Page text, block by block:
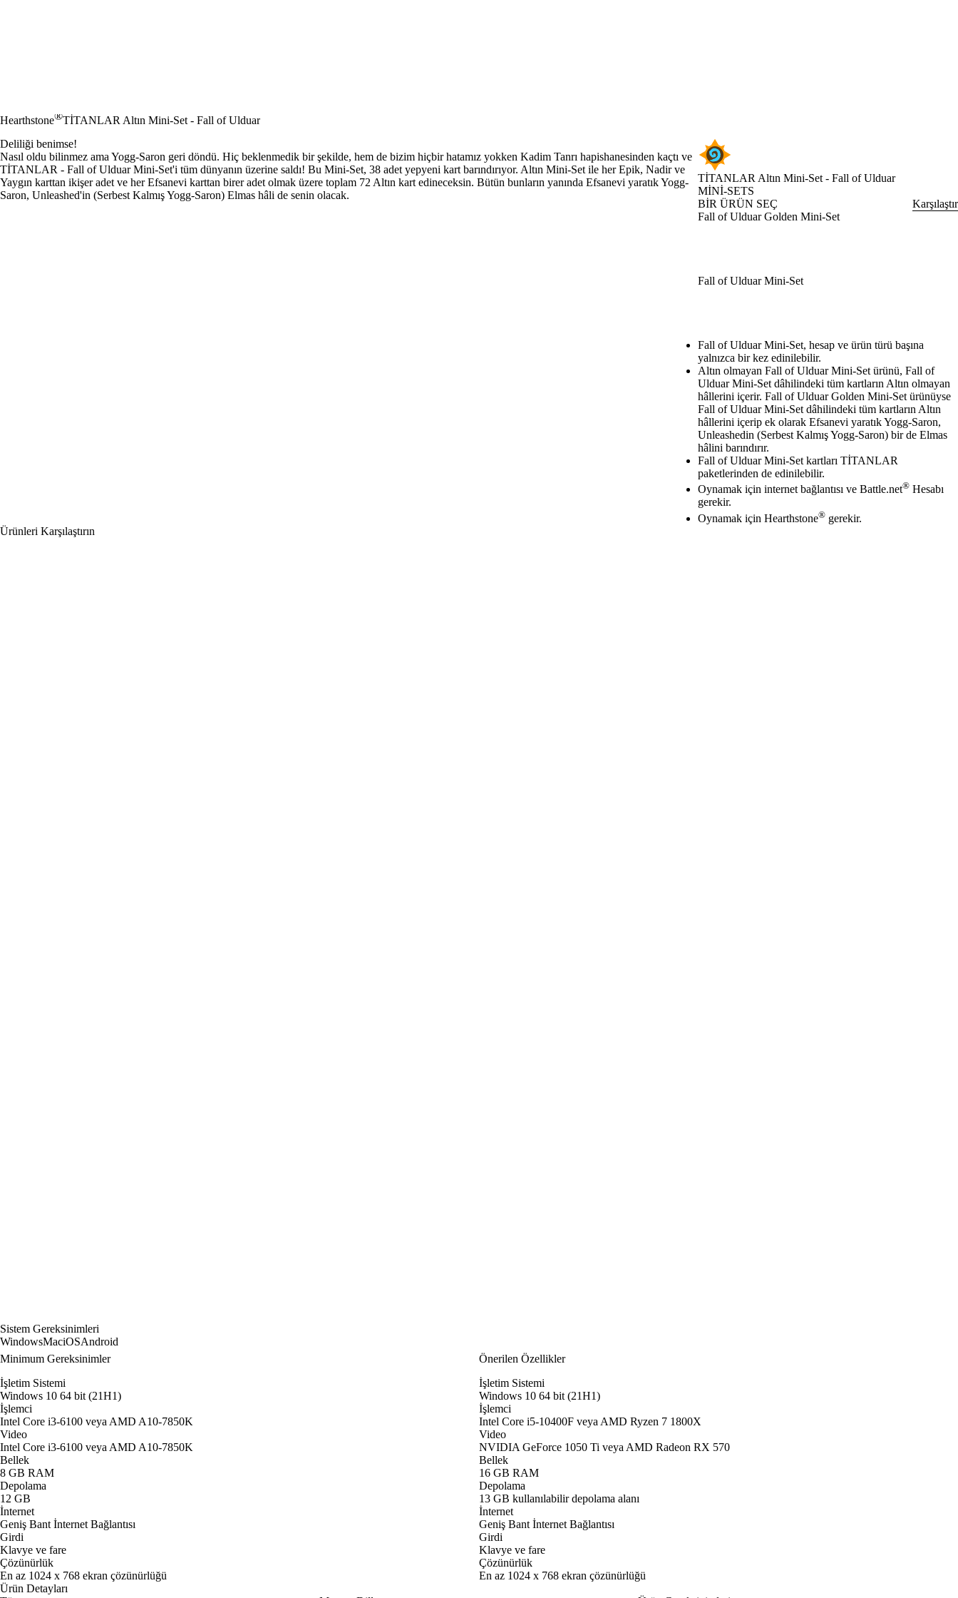
Hearthstone®TİTANLAR Altın Mini-Set - Fall of Ulduar
TİTANLAR Altın Mini-Set - Fall of Ulduar
MINI-SETS
BİR ÜRÜN SEÇ
Karşılaştır
Fall of Ulduar Golden Mini-Set
Fall of Ulduar Mini-Set
Mevcut eylemler
Fall of Ulduar Mini-Set, hesap ve ürün türü başına
yalnızca bir kez edinilebilir.
Altın olmayan Fall of Ulduar Mini-Set ürünü, Fall of
Ulduar Mini-Set dâhilindeki tüm kartların Altın olmayan
hâllerini içerir. Fall of Ulduar Golden Mini-Set ürünüyse
Fall of Ulduar Mini-Set dâhilindeki tüm kartların Altın
hâllerini içerip ek olarak Efsanevi yaratık Yogg-Saron,
Unleashedin (Serbest Kalmış Yogg-Saron) bir de Elmas
hâlini barındırır.
Fall of Ulduar Mini-Set kartları TİTANLAR
paketlerinden de edinilebilir.
Oynamak için internet bağlantısı ve Battle.net® Hesabı
gerekir.
Oynamak için Hearthstone® gerekir.
Deliliği benimse!
Nasıl oldu bilinmez ama Yogg-Saron geri döndü. Hiç beklenmedik bir şekilde, hem de bizim hiçbir hatamız yokken Kadim Tanrı hapishanesinden kaçtı ve
TİTANLAR - Fall of Ulduar Mini-Set'i tüm dünyanın üzerine saldı! Bu Mini-Set, 38 adet yepyeni kart barındırıyor. Altın Mini-Set ile her Epik, Nadir ve
Yaygın karttan ikişer adet ve her Efsanevi karttan birer adet olmak üzere toplam 72 Altın kart edineceksin. Bütün bunların yanında Efsanevi yaratık Yogg-
Saron, Unleashed'in (Serbest Kalmış Yogg-Saron) Elmas hâli de senin olacak.
Ürünleri Karşılaştırın
Sistem Gereksinimleri
WindowsMaciOSAndroid
Minimum Gereksinimler
İşletim Sistemi
Windows 10 64 bit (21H1)
İşlemci
Intel Core i3-6100 veya AMD A10-7850K
Video
Intel Core i3-6100 veya AMD A10-7850K
Bellek
8 GB RAM
Depolama
12 GB
İnternet
Geniş Bant İnternet Bağlantısı
Girdi
Klavye ve fare
Çözünürlük
En az 1024 x 768 ekran çözünürlüğü
Önerilen Özellikler
İşletim Sistemi
Windows 10 64 bit (21H1)
İşlemci
Intel Core i5-10400F veya AMD Ryzen 7 1800X
Video
NVIDIA GeForce 1050 Ti veya AMD Radeon RX 570
Bellek
16 GB RAM
Depolama
13 GB kullanılabilir depolama alanı
İnternet
Geniş Bant İnternet Bağlantısı
Girdi
Klavye ve fare
Çözünürlük
En az 1024 x 768 ekran çözünürlüğü
Ürün Detayları